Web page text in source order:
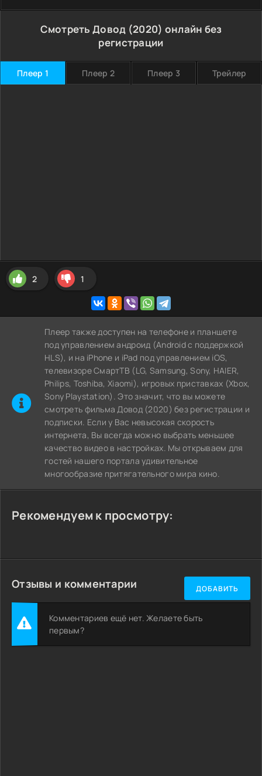
Смотреть Довод (2020) онлайн без
регистрации
Плеер 1 Плеер 2 Плеер 3 Трейлер
2 1
Плеер также доступен на телефоне и планшете
под управлением андроид (Android с поддержкой
HLS), и на iPhone и iPad под управлением iOS,
телевизоре СмартТВ (LG, Samsung, Sony, HAIER,
Philips, Toshiba, Xiaomi), игровых приставках (Xbox,
Sony Playstation). Это значит, что вы можете
cмотреть фильма Довод (2020) без регистрации и
подписки. Если у Вас невысокая скорость
интернета, Вы всегда можно выбрать меньшее
качество видео в настройках. Мы открываем для
гостей нашего портала удивительное
многообразие притягательного мира кино.
Рекомендуем к просмотру:
Отзывы и комментарии ДОБАВИТЬ
Комментариев ещё нет. Желаете быть
первым?